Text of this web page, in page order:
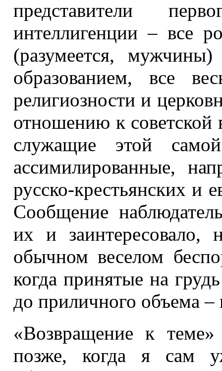
представители
интеллигенции – все
(разумеется,
образованием, все
религиозности и
отношению к советской
служащие этой самой
ассимилированные,
русско-крестьянских и
Сообщение
их и заинтересовало,
обычном веселом
когда принятые на
до приличного объема –
«Возвращение к
позже, когда я сам